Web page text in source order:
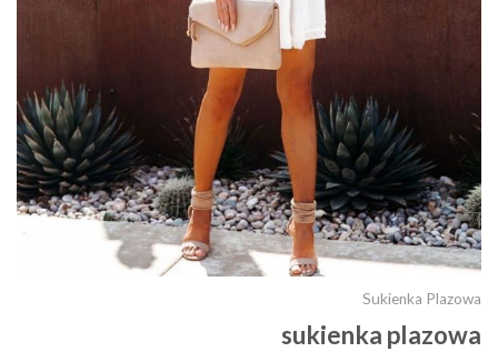
Sukienka Plazowa
sukienka plazowa